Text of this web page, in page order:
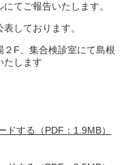
てご報告いたします。
しております。
F、集合検診室にて島根
たします
ドする（PDF：1.9MB）